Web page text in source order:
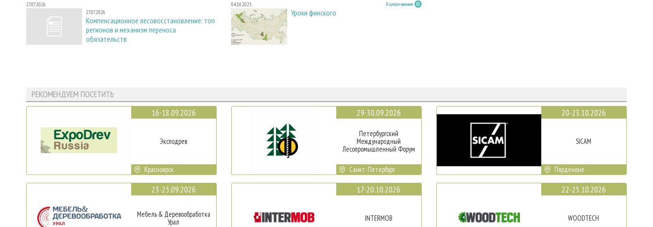
27.07.2026
27.07.2026
Компенсационное лесовосстановление: топ
регионов и механизм переноса
обязательств
04.10.2025 В центре внимания
Уроки финского
РЕКОМЕНДУЕМ ПОСЕТИТЬ
16-18.09.2026
Эксподрев
Красноярск
23-25.09.2026
Мебель & Деревообработка
Урал
29-30.09.2026
Петербургский
Международный
Лесопромышленный Форум
Санкт-Петербург
17-20.10.2026
INTERMOB
20-23.10.2026
SICAM
Порденоне
22-25.10.2026
WOODTECH